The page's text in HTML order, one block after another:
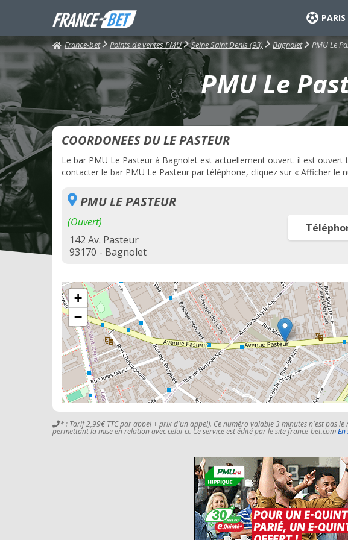
PARIS
France-bet Points de ventes PMU Seine Saint Denis (93) Bagnolet PMU Le
PMU Le
COORDONEES DU LE PASTEUR
Le bar PMU Le Pasteur à Bagnolet est actuellement ouvert. il est
contacter le bar PMU Le Pasteur par téléphone, cliquez sur « Afficher le
PMU LE PASTEUR
(Ouvert)
142 Av. Pasteur
93170 - Bagnolet
+
−
* : Tarif 2,99€ TTC par appel + prix d'un appel). Ce numéro valable 3 minutes n'est pas
permettant la mise en relation avec celui-ci. Ce service est édité par le site france-bet.com